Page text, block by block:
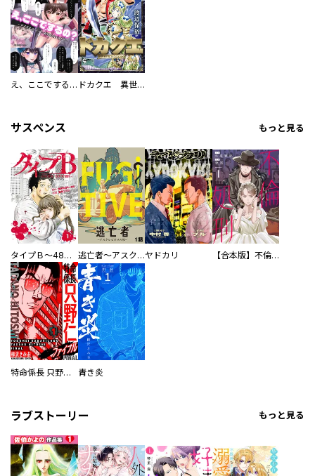
え、ここでするの？ アイドルのファンが知らない日常 ドカクエ 異世界ドカコッククエスト
サスペンス もっと見る
タイプＢ～48時間後、致死率100％～【単話】 逃亡者～アスクレピオスの杖～ヤドカリ 【合本版】不倫処刑
特命係長 只野仁ファイナル 愛蔵版 青き炎
ラブストーリー もっと見る